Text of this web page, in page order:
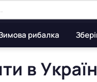
рибалка
в